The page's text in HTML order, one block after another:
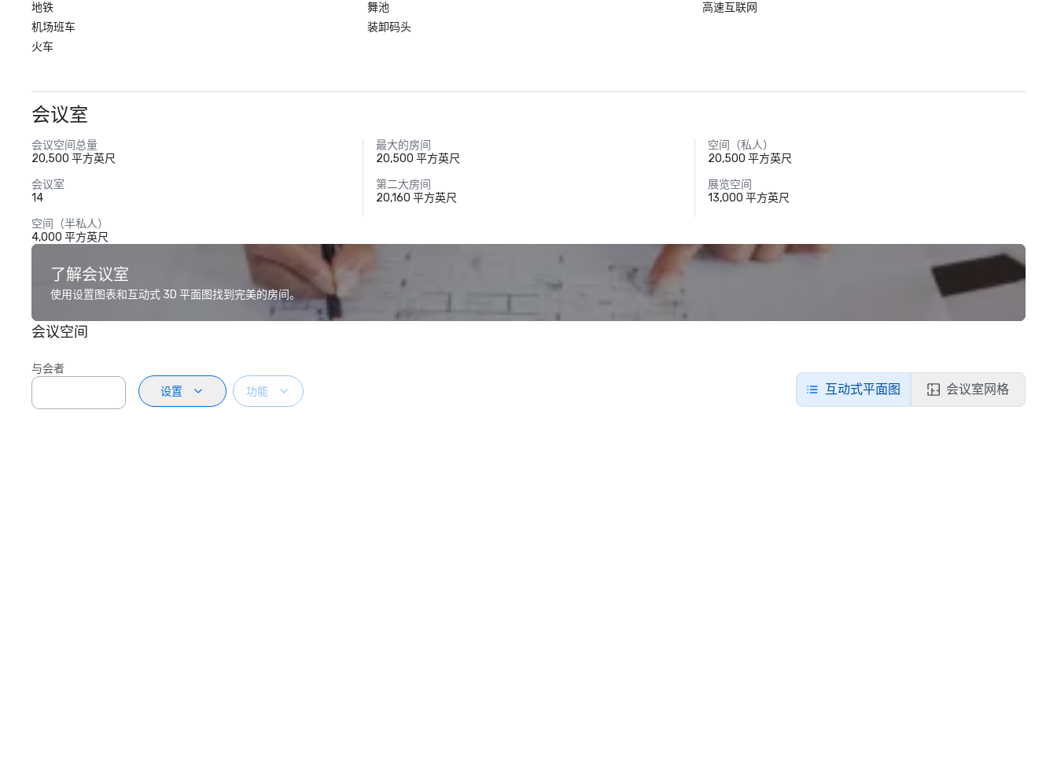
地铁
机场班车
火车
舞池
装卸码头
高速互联网
会议室
会议空间总量
20,500 平方英尺
最大的房间
20,500 平方英尺
空间（私人）
20,500 平方英尺
会议室
14
第二大房间
20,160 平方英尺
展览空间
13,000 平方英尺
空间（半私人）
4,000 平方英尺
了解会议室
使用设置图表和互动式 3D 平面图找到完美的房间。
会议空间
与会者
设置
功能 互动式平面图 会议室网格